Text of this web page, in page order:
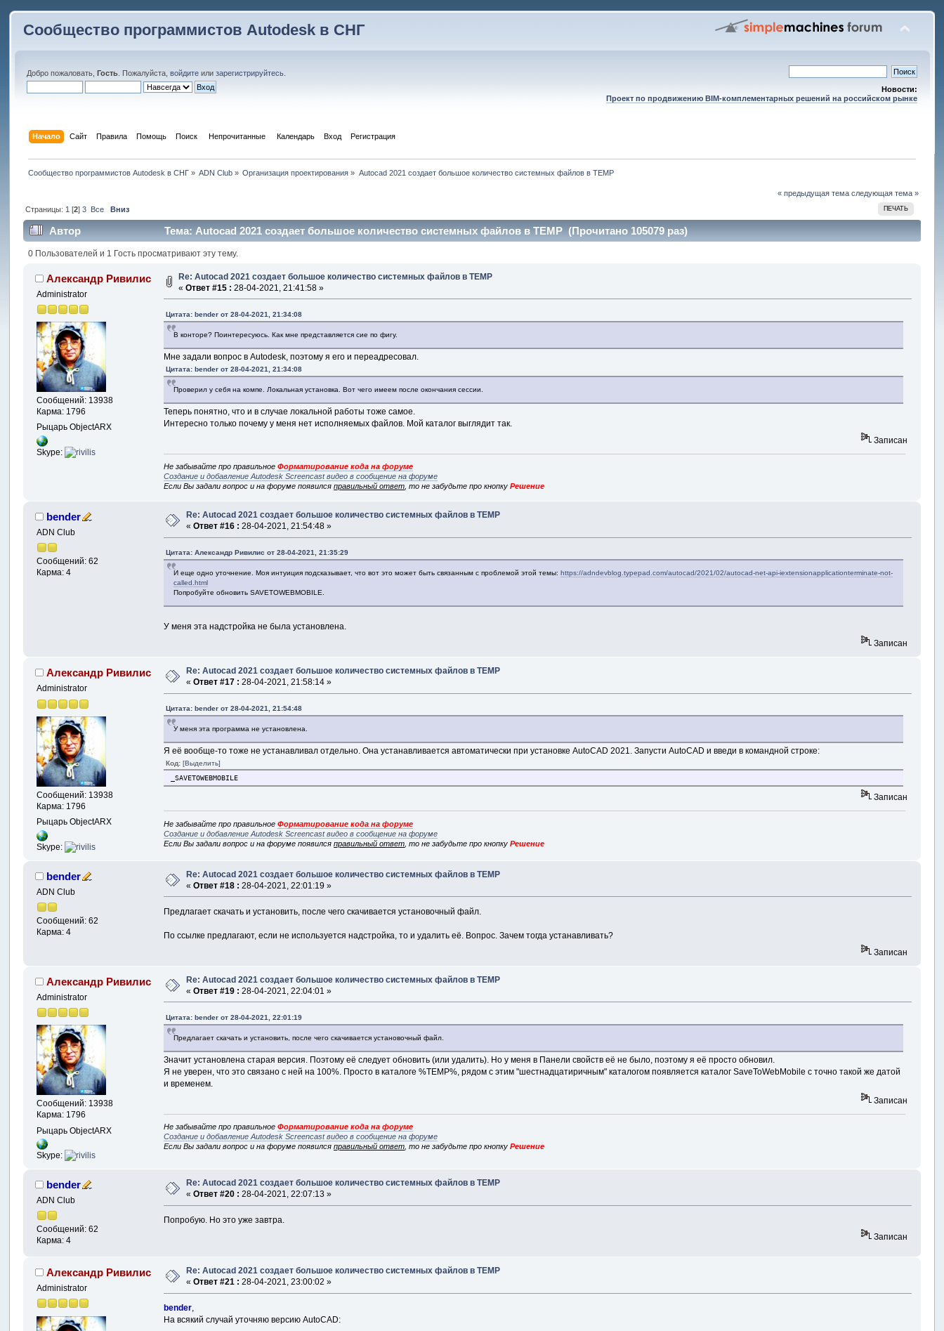
Сообщество программистов Autodesk в СНГ
Добро пожаловать,Гость . Пожалуйста,войдите илизарегистрируйтесь
Новости:
Проект по продвижению BIM-комплементарных решений на российском рынке
Начало Сайт Правила Помощь Поиск Непрочитанные Календарь Вход Регистрация
Сообщество программистов Autodesk в СНГ» ADN Club » Организация проектирования » Autocad 2021 создает большое количество системных файлов в TEMP
« предыдущая тема следующая тема »
ПЕЧАТЬ
Страницы: 1 [2] 3 Все Вниз
Автор Тема: Autocad 2021 создает большое количество системных файлов в TEMP (Прочитано 105079 раз)
0 Пользователей и 1 Гость просматривают эту тему.
Александр Ривилис
Administrator
Сообщений: 13938
Карма: 1796
Рыцарь ObjectARX
Skype:
Re: Autocad 2021 создает большое количество системных файлов в TEMP
«Ответ #15 : 28-04-2021, 21:41:58 »
Цитата: bender от 28-04-2021, 21:34:08
В конторе? Поинтересуюсь. Как мне представляется сие по фигу.
Мне задали вопрос в Autodesk, поэтому я его и переадресовал.
Цитата: bender от 28-04-2021, 21:34:08
Проверил у себя на компе. Локальная установка. Вот чего имеем после окончания сессии.
Теперь понятно, что и в случае локальной работы тоже самое.
Интересно только почему у меня нет исполняемых файлов. Мой каталог выглядит так.
Записан
Не забывайте про правильноеФорматирование кода на форуме
Создание и добавление Autodesk Screencast видео в сообщение на форуме
Если Вы задали вопрос и на форуме появилсяправильный ответ , то не забудьте про кнопкуРешение
bender
ADN Club
Сообщений: 62
Карма: 4
Re: Autocad 2021 создает большое количество системных файлов в TEMP
«Ответ #16 : 28-04-2021, 21:54:48 »
Цитата: Александр Ривилис от 28-04-2021, 21:35:29
И еще одно уточнение. Моя интуиция подсказывает, что вот это может быть связанным с проблемой этой темы:https://adndevblog.typepad.com/autocad/2021/02/autocad-net-api-iextensionapplicationterminate-not-
called.html
Попробуйте обновить SAVETOWEBMOBILE.
У меня эта надстройка не была установлена.
Записан
Александр Ривилис
Administrator
Сообщений: 13938
Карма: 1796
Рыцарь ObjectARX
Skype:
Re: Autocad 2021 создает большое количество системных файлов в TEMP
«Ответ #17 : 28-04-2021, 21:58:14 »
Цитата: bender от 28-04-2021, 21:54:48
У меня эта программа не установлена.
Я её вообще-то тоже не устанавливал отдельно. Она устанавливается автоматически при установке AutoCAD 2021. Запусти AutoCAD и введи в командной строке:
Код:[Выделить]
_SAVETOWEBMOBILE
Записан
Не забывайте про правильноеФорматирование кода на форуме
Создание и добавление Autodesk Screencast видео в сообщение на форуме
Если Вы задали вопрос и на форуме появилсяправильный ответ , то не забудьте про кнопкуРешение
bender
ADN Club
Сообщений: 62
Карма: 4
Re: Autocad 2021 создает большое количество системных файлов в TEMP
«Ответ #18 : 28-04-2021, 22:01:19 »
Предлагает скачать и установить, после чего скачивается установочный файл.
По ссылке предлагают, если не используется надстройка, то и удалить её. Вопрос. Зачем тогда устанавливать?
Записан
Александр Ривилис
Administrator
Сообщений: 13938
Карма: 1796
Рыцарь ObjectARX
Skype:
Re: Autocad 2021 создает большое количество системных файлов в TEMP
«Ответ #19 : 28-04-2021, 22:04:01 »
Цитата: bender от 28-04-2021, 22:01:19
Предлагает скачать и установить, после чего скачивается установочный файл.
Значит установлена старая версия. Поэтому её следует обновить (или удалить). Но у меня в Панели свойств её не было, поэтому я её просто обновил.
Я не уверен, что это связано с ней на 100%. Просто в каталоге %TEMP%, рядом с этим "шестнадцатиричным" каталогом появляется каталог SaveToWebMobile с точно такой же датой
и временем.
Записан
Не забывайте про правильноеФорматирование кода на форуме
Создание и добавление Autodesk Screencast видео в сообщение на форуме
Если Вы задали вопрос и на форуме появилсяправильный ответ , то не забудьте про кнопкуРешение
bender
ADN Club
Сообщений: 62
Карма: 4
Re: Autocad 2021 создает большое количество системных файлов в TEMP
«Ответ #20 : 28-04-2021, 22:07:13 »
Попробую. Но это уже завтра.
Записан
Александр Ривилис
Administrator
Re: Autocad 2021 создает большое количество системных файлов в TEMP
«Ответ #21 : 28-04-2021, 23:00:02 »
bender,
На всякий случай уточняю версию AutoCAD: